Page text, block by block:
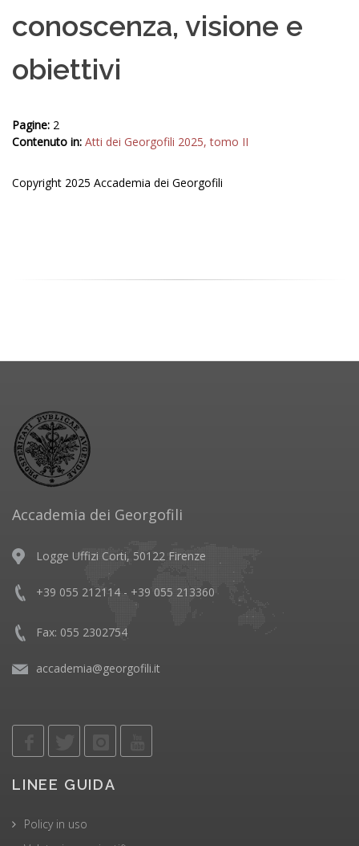
conoscenza, visione e
obiettivi
Pagine: 2
Contenuto in: Atti dei Georgofili 2025, tomo II
Copyright 2025 Accademia dei Georgofili
Accademia dei Georgofili
Logge Uffizi Corti, 50122 Firenze
+39 055 212114 - +39 055 213360
Fax: 055 2302754
accademia@georgofili.it
LINEE GUIDA
Policy in uso